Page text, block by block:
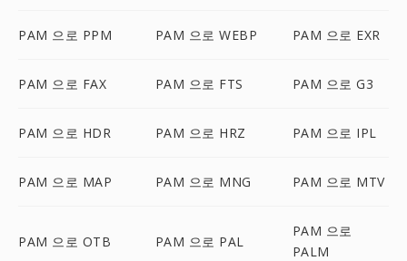
PAM 으로 PPM PAM 으로 WEBP PAM 으로 EXR
PAM 으로 FAX PAM 으로 FTS PAM 으로 G3
PAM 으로 HDR PAM 으로 HRZ PAM 으로 IPL
PAM 으로 MAP PAM 으로 MNG PAM 으로 MTV
PAM 으로 OTB PAM 으로 PAL
PAM 으로
PALM